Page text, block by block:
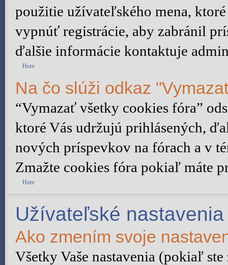
použitie užívateľského mena,
vypnúť registrácie, aby zabránil
ďalšie informácie kontaktuje
Hore
Na čo slúži odkaz
“Vymazať všetky cookies fóra”
ktoré Vás udržujú prihlásených,
nových príspevkov na fórach a v
Zmažte cookies fóra pokiaľ máte
Hore
Užívateľské nastavenia
Ako zmením svoje
Všetky Vaše nastavenia (pokiaľ